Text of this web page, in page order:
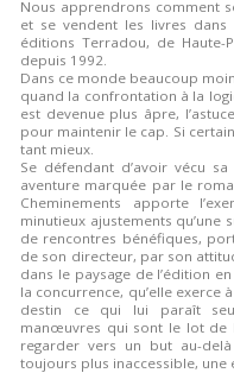
Nous apprendrons comment
et se vendent les livres
éditions Terradou, de Haute-
depuis 1992.
Dans ce monde beaucoup
quand la confrontation à la
est devenue plus âpre,
pour maintenir le cap. Si
tant mieux.
Se défendant d’avoir vécu
aventure marquée par le
Cheminements apporte
minutieux ajustements qu’une
de rencontres bénéfiques,
de son directeur, par son
dans le paysage de l’édition
la concurrence, qu’elle exerce
destin ce qui lui paraît
manœuvres qui sont le lot de
regarder vers un but au-
toujours plus inaccessible, une